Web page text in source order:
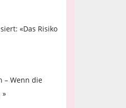
«Das Risiko
– Wenn die
»